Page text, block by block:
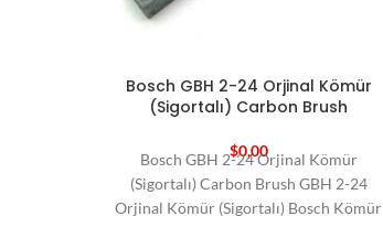
Bosch GBH 2-24 Orjinal Kömür
(Sigortalı) Carbon Brush
$0,00
Bosch GBH 2-24 Orjinal Kömür
(Sigortalı) Carbon Brush GBH 2-24
Orjinal Kömür (Sigortalı) Bosch Kömür